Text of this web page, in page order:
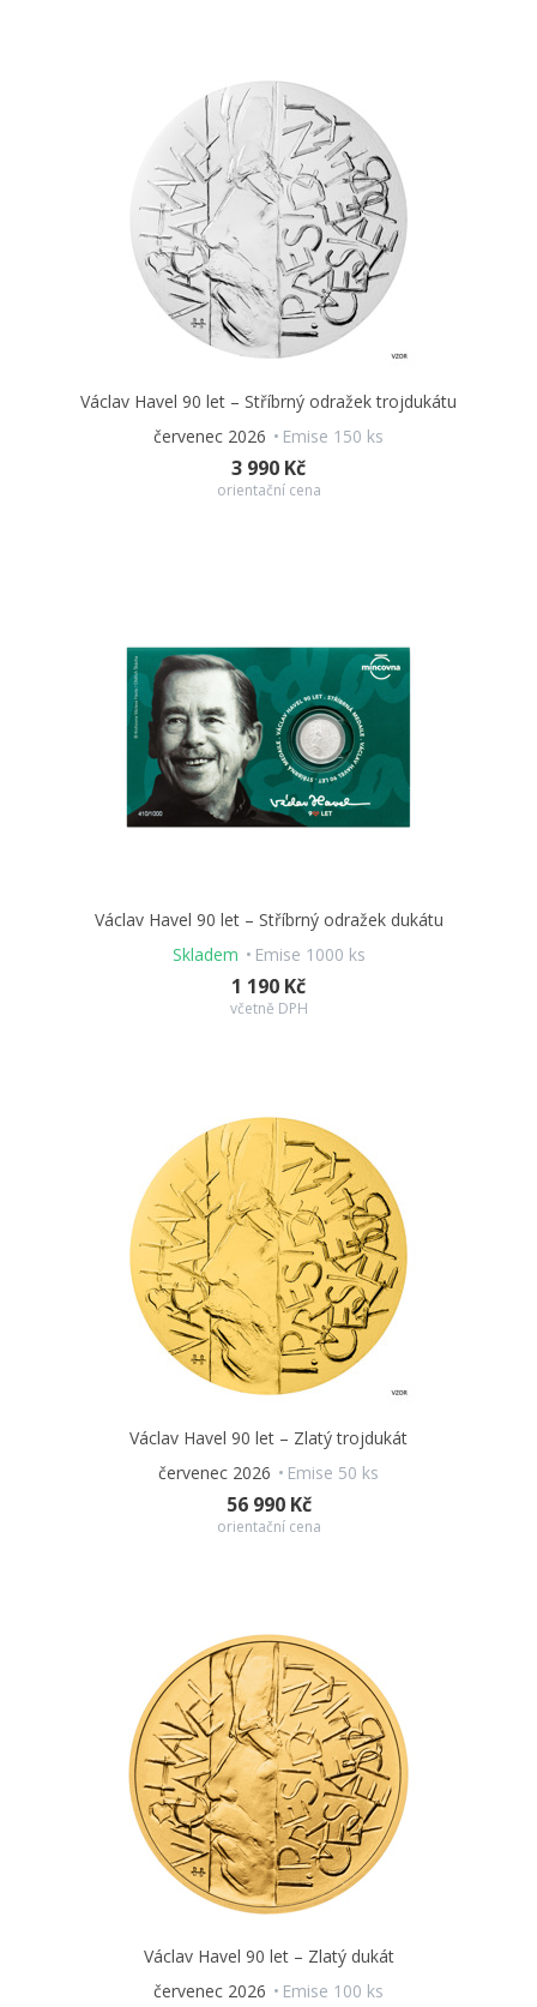
Václav Havel 90 let – Stříbrný odražek trojdukátu
červenec 2026
Emise 150 ks
3 990 Kč
orientační cena
Václav Havel 90 let – Stříbrný odražek dukátu
Skladem
Emise 1000 ks
1 190 Kč
včetně DPH
Václav Havel 90 let – Zlatý trojdukát
červenec 2026
Emise 50 ks
56 990 Kč
orientační cena
Václav Havel 90 let – Zlatý dukát
červenec 2026
Emise 100 ks